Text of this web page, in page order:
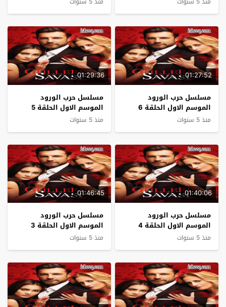
01:27:52
مسلسل حرب الورود
الموسم الاول الحلقة 6
منذ 5 سنوات
01:29:36
مسلسل حرب الورود
الموسم الاول الحلقة 5
منذ 5 سنوات
01:40:06
مسلسل حرب الورود
الموسم الاول الحلقة 4
منذ 5 سنوات
01:46:45
مسلسل حرب الورود
الموسم الاول الحلقة 3
منذ 5 سنوات